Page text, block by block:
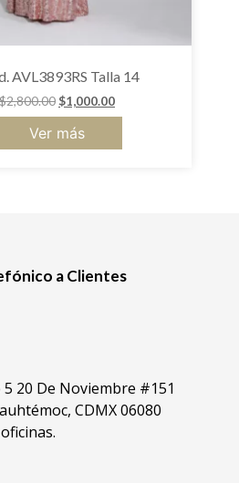
AVL3893RS Talla 14
$2,800.00$1,000.00
Ver más
a Clientes
20 De Noviembre #151
CDMX 06080